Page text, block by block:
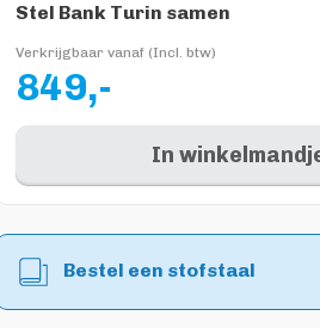
Stel Bank Turin samen
Verkrijgbaar vanaf (Incl. btw)
849,-
In
Bestel een stofstaal